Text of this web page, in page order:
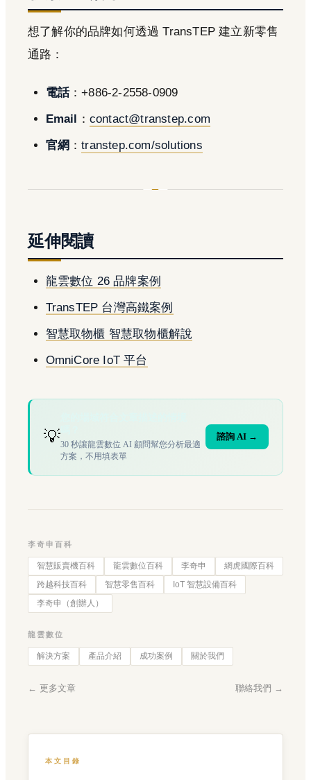
想了解你的品牌如何透過 TransTEP 建立新零售
通路：
電話：+886-2-2558-0909
Email ： contact@transtep.com
官網 ：transtep.com/solutions
延伸閱讀
龍雲數位 26 品牌案例
TransTEP 台灣高鐵案例
智慧取物櫃 智慧取物櫃解說
OmniCore IoT 平台
💡30 秒讓龍雲數位 AI 顧問幫您分析最適
方案，不用填表單
諮詢 AI →
李奇申百科
智慧販賣機百科 龍雲數位百科 李奇申
網虎國際百科
跨越科技百科
智慧零售百科
IoT 智慧設備百科
李奇申（創辦人）
龍雲數位
解決方案 產品介紹 成功案例 關於我們
← 更多文章 聯絡我們 →
本文目錄